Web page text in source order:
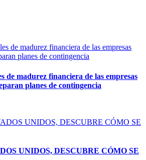
de madurez financiera de las empresas
planes de contingencia
UNIDOS, DESCUBRE CÓMO SE